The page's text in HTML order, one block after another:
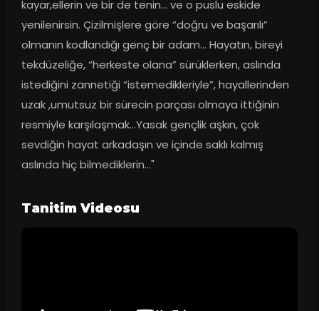
kayar,ellerin ve bir de tenin… ve o puslu eskide
yenilenirsin. Çizilmişlere göre “doğru ve başarılı”
olmanın kodlandığı genç bir adam… Hayatın, bireyi
tekdüzeliğe, “herkeste olana” sürüklerken, aslında
istediğini zannetiği “istemedikleriyle”, hayallerinden
uzak ,umutsuz bir sürecin parçası olmaya ittiğinin
resmiyle karşılaşmak…Yasak gençlik aşkın, çok
sevdiğin hayat arkadaşın ve içinde saklı kalmış
aslında hiç bilmediklerin…"
Tanitim Videosu